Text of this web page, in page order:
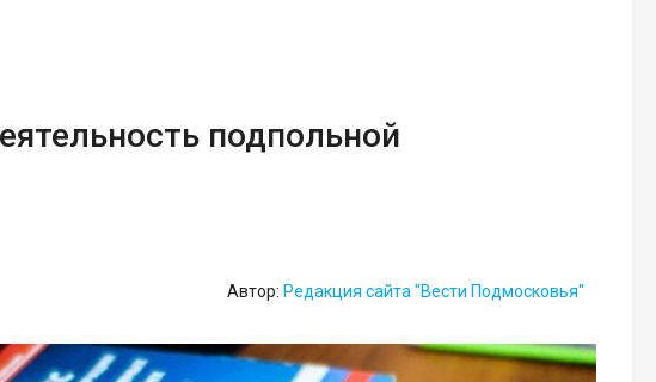
подпольной
Автор: Редакция сайта "Вести Подмосковья"